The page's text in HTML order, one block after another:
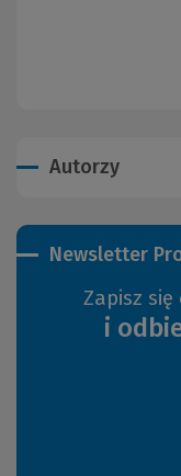
Autorzy
Newsletter
Zapisz
i